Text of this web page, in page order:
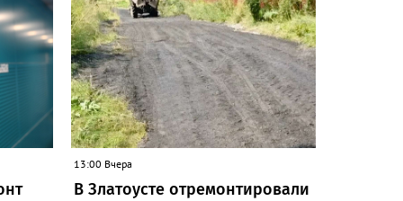
А
13:00 Вчера
В Златоусте отремонтировали